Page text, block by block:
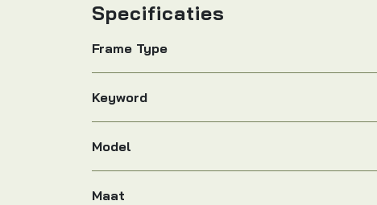
Specificaties
Frame Type
Keyword
Model
Maat